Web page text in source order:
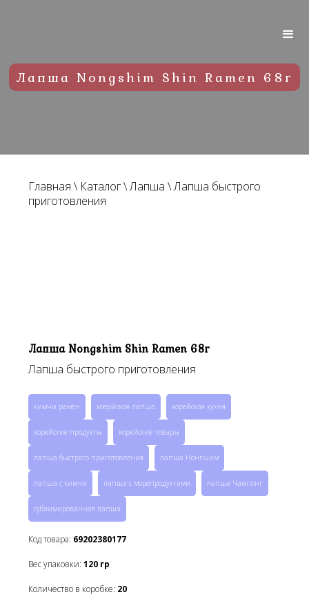
Лапша Nongshim Shin Ramen 68г
Главная \ Каталог\Лапша \Лапша быстрого
приготовления
Лапша Nongshim Shin Ramen 68г
Лапша быстрого приготовления
кимчи рамён коерйская лапша корейская кухня
корейские продукты корейские товары
лапша быстрого приготовления лапша Нонгшим
лапша с кимчи лапша с морепродуктами лапша Чампонг
сублимированная лапша
Код товара: 69202380177
Вес упаковки: 120 гр
Количество в коробке: 20